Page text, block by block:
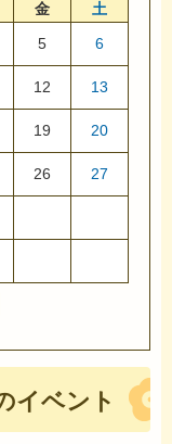
金
土
5 6
12 13
19 20
26 27
イベント